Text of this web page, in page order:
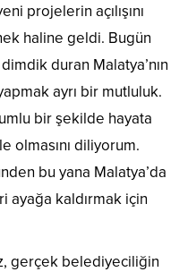
projelerin açılışını
haline geldi. Bugün
duran Malatya’nın
yapmak ayrı bir mutluluk.
bir şekilde hayata
olmasını diliyorum.
bu yana Malatya’da
ayağa kaldırmak için
gerçek belediyeciliğin